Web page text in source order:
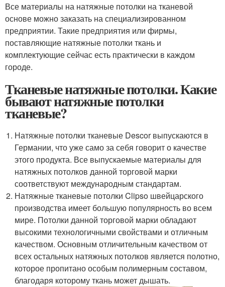
Все материалы на натяжные потолки на тканевой
основе можно заказать на специализированном
предприятии. Такие предприятия или фирмы,
поставляющие натяжные потолки ткань и
комплектующие сейчас есть практически в каждом
городе.
Тканевые натяжные потолки. Какие
бывают натяжные потолки
тканевые?
Натяжные потолки тканевые Descor выпускаются в
Германии, что уже само за себя говорит о качестве
этого продукта. Все выпускаемые материалы для
натяжных потолков данной торговой марки
соответствуют международным стандартам.
Натяжные тканевые потолки Clipso швейцарского
производства имеет большую популярность во всем
мире. Потолки данной торговой марки обладают
высокими технологичными свойствами и отличным
качеством. Основным отличительным качеством от
всех остальных натяжных потолков является полотно,
которое пропитано особым полимерным составом,
благодаря которому ткань может дышать.